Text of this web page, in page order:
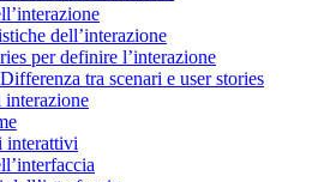
dell’interazione
per definire l’interazione
tra scenari e user stories
interazione
interattivi